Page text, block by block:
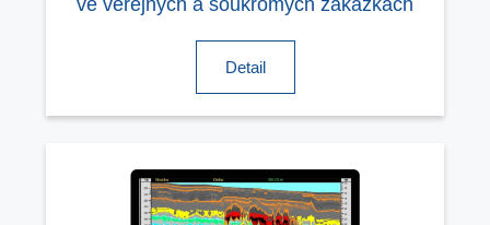
ve veřejných a soukromých zakázkách
Detail